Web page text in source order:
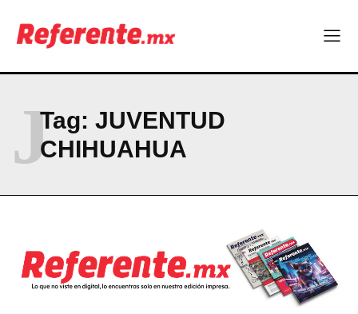
Linux nació como un hobby y hoy mueve la tecnología global
Más escuelas renovadas: fortalecen espacios para el regreso
CONTACT
PRIVACY POLICY
Tag: JUVENTUD
CHIHUAHUA
J